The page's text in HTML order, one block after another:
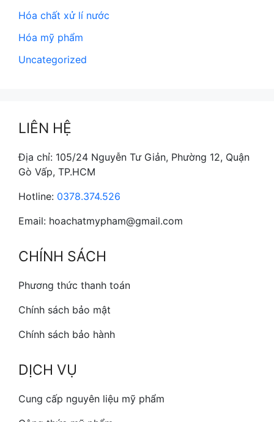
Hóa chất xử lí nước
Hóa mỹ phẩm
Uncategorized
LIÊN HỆ
Địa chỉ: 105/24 Nguyễn Tư Giản, Phường 12, Quận
Gò Vấp, TP.HCM
Hotline: 0378.374.526
Email: hoachatmypham@gmail.com
CHÍNH SÁCH
Phương thức thanh toán
Chính sách bảo mật
Chính sách bảo hành
DỊCH VỤ
Cung cấp nguyên liệu mỹ phẩm